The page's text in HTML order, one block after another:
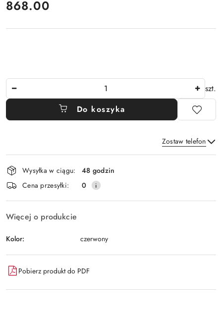
cena:
868.00
szt.
Do koszyka
Zostaw telefon
Wyślij
Dostępność
i
dostawa
Wysyłka w ciągu:
48 godzin
Cena przesyłki:
0
Więcej o produkcie
Kolor: czerwony
Pobierz produkt do PDF